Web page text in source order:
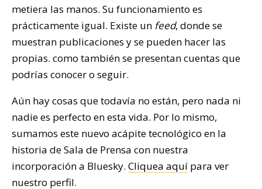
metiera las manos. Su funcionamiento es
prácticamente igual. Existe un feed, donde se
muestran publicaciones y se pueden hacer las
propias. como también se presentan cuentas que
podrías conocer o seguir.
Aún hay cosas que todavía no están, pero nada ni
nadie es perfecto en esta vida. Por lo mismo,
sumamos este nuevo acápite tecnológico en la
historia de Sala de Prensa con nuestra
incorporación a Bluesky. Cliquea aquí para ver
nuestro perfil.